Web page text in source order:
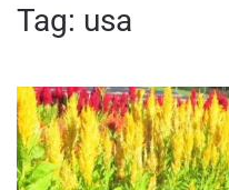
Tag: usa